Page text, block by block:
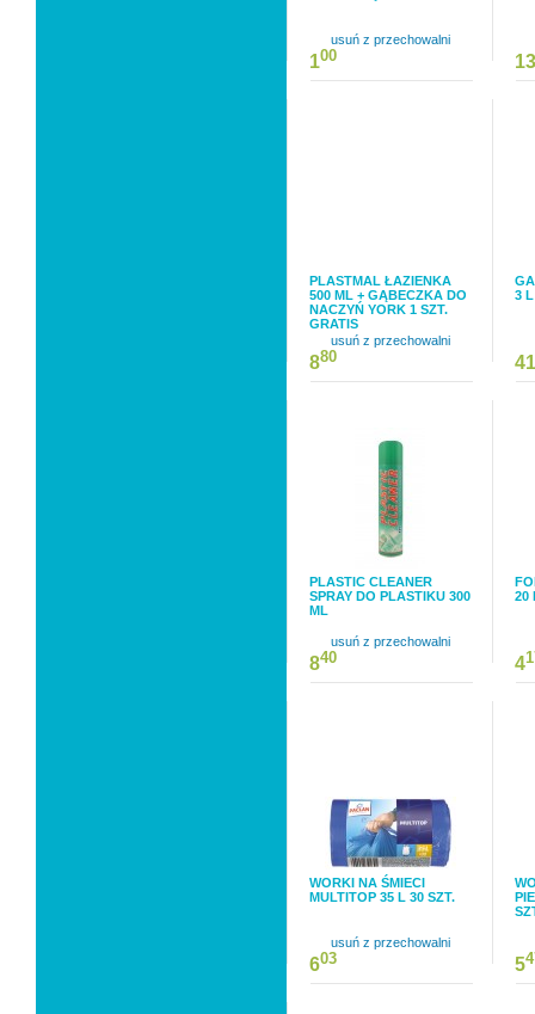
usuń z przechowalni
100 13
PLASTMAL ŁAZIENKA
500 ML + GĄBECZKA DO
NACZYŃ YORK 1 SZT.
GRATIS
usuń z przechowalni
880
3 L
41
PLASTIC CLEANER
SPRAY DO PLASTIKU 300
ML
usuń z przechowalni
840
20
4
WORKI NA ŚMIECI
MULTITOP 35 L 30 SZT.
usuń z przechowalni
603 5